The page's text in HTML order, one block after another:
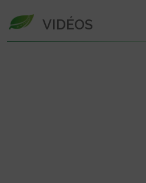
VIDÉOS